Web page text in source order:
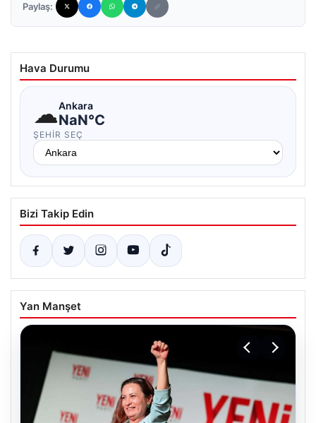
Paylaş:
Hava Durumu
☁Ankara
NaN°C
ŞEHIR SEÇ
Bizi Takip Edin
Yan Manşet